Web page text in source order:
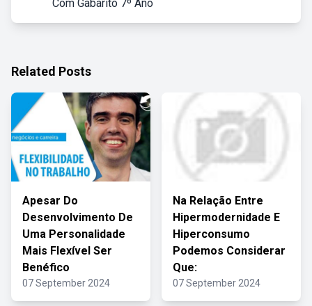
Com Gabarito 7º Ano
Related Posts
Apesar Do
Desenvolvimento De
Uma Personalidade
Mais Flexível Ser
Benéfico
07 September 2024
Na Relação Entre
Hipermodernidade E
Hiperconsumo
Podemos Considerar
Que:
07 September 2024